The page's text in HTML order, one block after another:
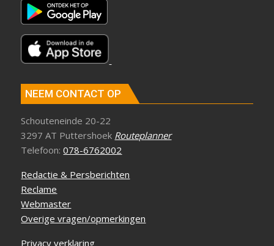
NEEM CONTACT OP
Schouteneinde 20-22
3297 AT Puttershoek Routeplanner
Telefoon:078-6762002
Redactie & Persberichten
Reclame
Webmaster
Overige vragen/opmerkingen
Privacy verklaring